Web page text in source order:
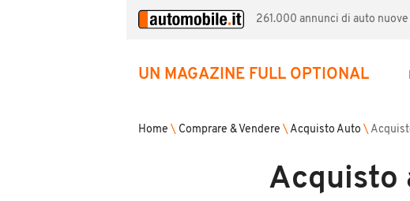
261.000 annunci di auto
UN MAGAZINE FULL OPTIONAL
Home \ Comprare & Vendere \ Acquisto Auto \
Acquisto